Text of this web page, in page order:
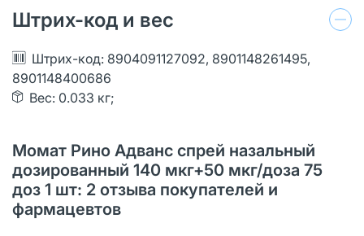
Штрих-код и вес
Штрих-код: 8904091127092, 8901148261495,
8901148400686
Вес: 0.033 кг;
Момат Рино Адванс спрей назальный
дозированный 140 мкг+50 мкг/доза 75
доз 1 шт: 2 отзыва покупателей и
фармацевтов